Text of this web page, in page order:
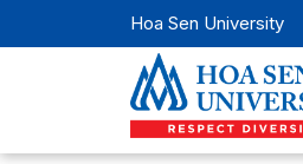
Hoa Sen University